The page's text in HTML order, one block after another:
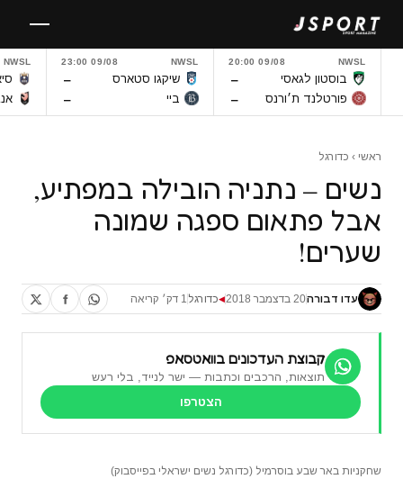
לתוכן
NWSL
09/08 20:00
בוסטון לגאסי –
פורטלנד ת׳ורנס –
NWSL
09/08 23:00
שיקגו סטארס –
ביי –
NWSL
ראשי › כדורגל
נשים – נתניה הובילה במפתיע,
אבל פתאום ספגה שמונה
שערים!
עדו דבורה20 בדצמבר 2018 ◀כדורגל 1 דק׳ קריאה
קבוצת העדכונים בוואטסאפ
תוצאות, הרכבים וכתבות — ישר לנייד, בלי רעש
הצטרפו
שחקניות באר שבע בוסרמיל (כדורגל נשים ישראלי בפייסבוק)